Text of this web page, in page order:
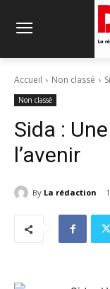
Accueil Non classé
Non classé
Sida :
l’avenir
By La rédaction